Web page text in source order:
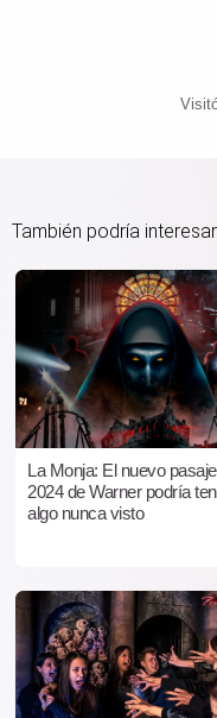
También podría
La Monja: El nuevo pasaje
2024 de Warner podría
algo nunca visto